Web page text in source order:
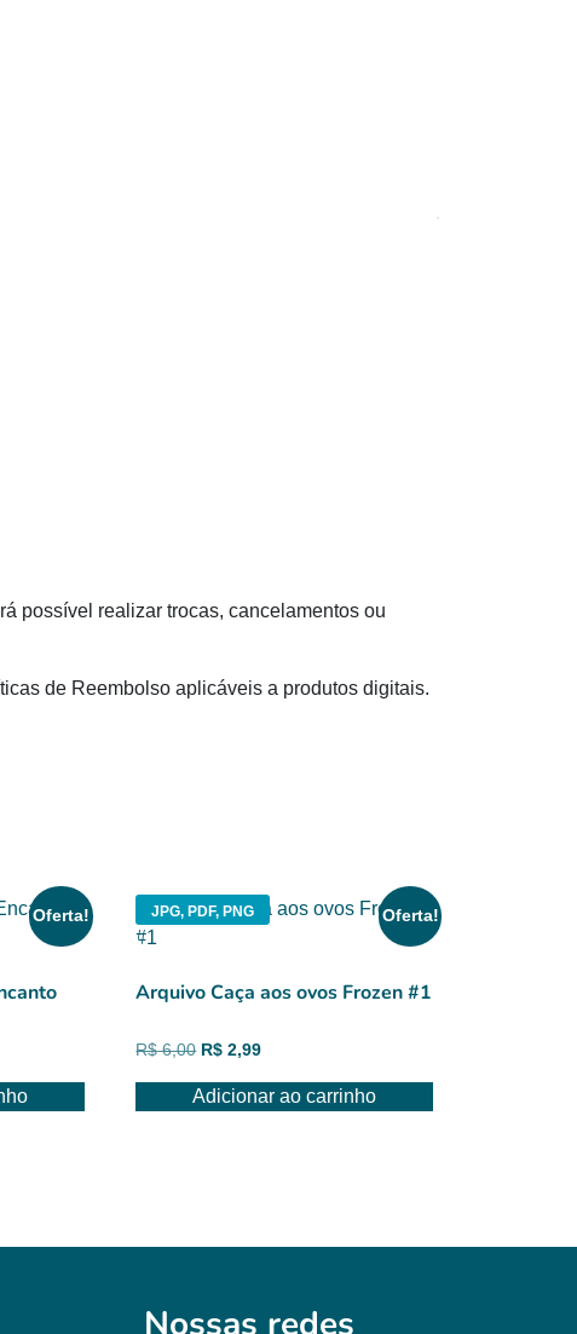
possível realizar trocas, cancelamentos ou
de Reembolso aplicáveis a produtos digitais.
Oferta! JPG, PDF, PNG Oferta!
Arquivo Caça aos ovos Frozen #1
R$6,00 O
original
R$ 2,99O
atual
Adicionar ao carrinho
Nossas redes